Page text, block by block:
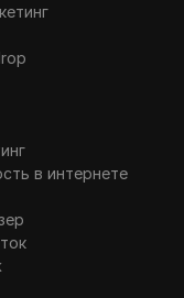
в интернете